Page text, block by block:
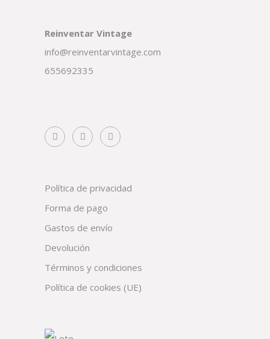
Reinventar Vintage
info@reinventarvintage.com
655692335
Política de privacidad
Forma de pago
Gastos de envío
Devolución
Términos y condiciones
Política de cookies (UE)